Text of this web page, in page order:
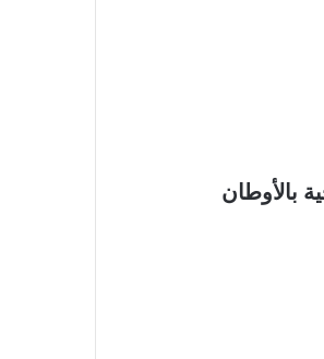
بالأوطان